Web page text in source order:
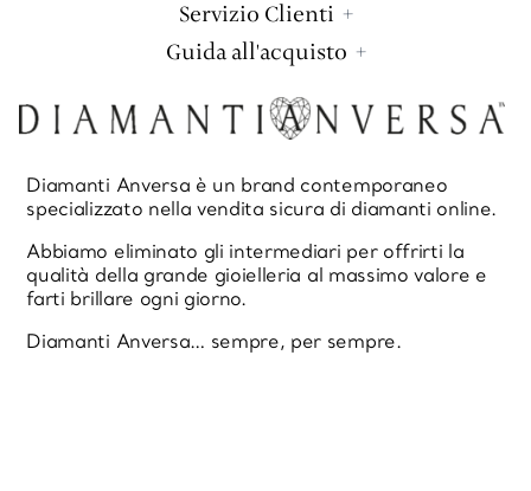
Servizio Clienti
Guida all'acquisto
Diamanti Anversa è un brand contemporaneo
specializzato nella vendita sicura di diamanti online.
Abbiamo eliminato gli intermediari per offrirti la
qualità della grande gioielleria al massimo valore e
farti brillare ogni giorno.
Diamanti Anversa… sempre, per sempre.